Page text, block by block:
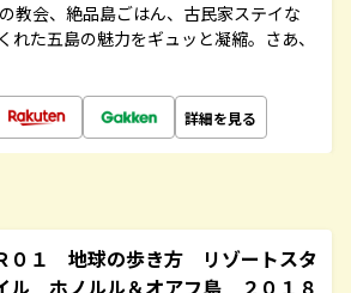
教会、絶品島ごはん、古民家ステイな
れた五島の魅力をギュッと凝縮。さあ、
詳細を見る
０１ 地球の歩き方 リゾートスタ
ル ホノルル＆オアフ島 ２０１８